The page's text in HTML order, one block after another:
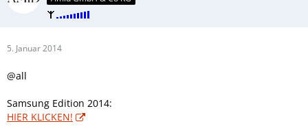
5. Januar 2014
@all
Samsung Edition 2014:
HIER KLICKEN!